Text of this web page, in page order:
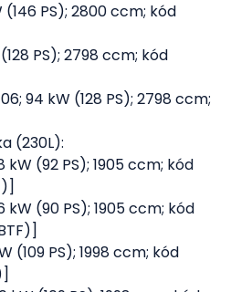
(146 PS); 2800 ccm; kód
PS); 2798 ccm; kód
94 kW (128 PS); 2798 ccm;
(230L):
kW (92 PS); 1905 ccm; kód
kW (90 PS); 1905 ccm; kód
(109 PS); 1998 ccm; kód